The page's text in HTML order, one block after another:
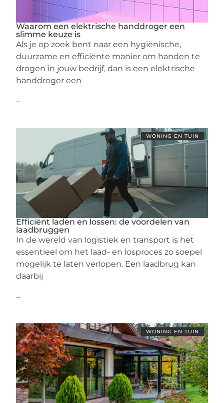
Waarom een elektrische handdroger een
slimme keuze is
Als je op zoek bent naar een hygiënische,
duurzame en efficiënte manier om handen te
drogen in jouw bedrijf, dan is een elektrische
handdroger een
...
WONING EN TUIN
Efficiënt laden en lossen: de voordelen van
laadbruggen
In de wereld van logistiek en transport is het
essentieel om het laad- en losproces zo soepel
mogelijk te laten verlopen. Een laadbrug kan
daarbij
...
WONING EN TUIN